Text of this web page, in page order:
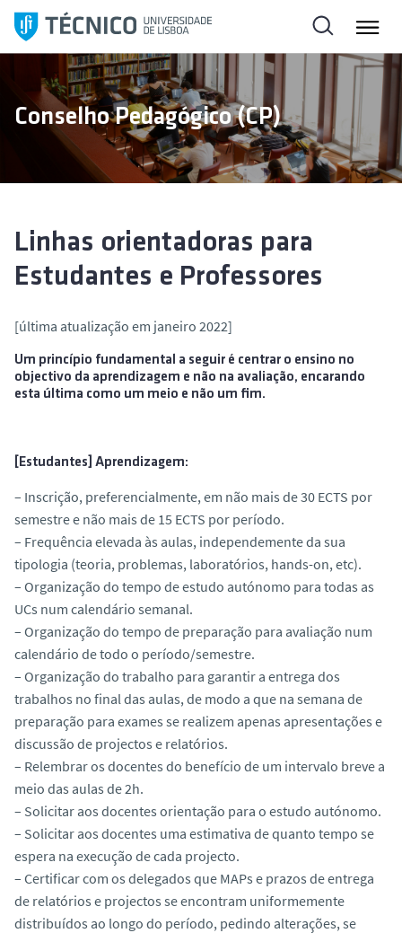
l
Conselho Pedagógico (CP)
Linhas orientadoras para
Estudantes e Professores
[última atualização em janeiro 2022]
Um princípio fundamental a seguir é centrar o ensino no
objectivo da aprendizagem e não na avaliação, encarando
esta última como um meio e não um fim.
[Estudantes] Aprendizagem:
– Inscrição, preferencialmente, em não mais de 30 ECTS por
semestre e não mais de 15 ECTS por período.
– Frequência elevada às aulas, independemente da sua
tipologia (teoria, problemas, laboratórios, hands-on, etc).
– Organização do tempo de estudo autónomo para todas as
UCs num calendário semanal.
– Organização do tempo de preparação para avaliação num
calendário de todo o período/semestre.
– Organização do trabalho para garantir a entrega dos
trabalhos no final das aulas, de modo a que na semana de
preparação para exames se realizem apenas apresentações e
discussão de projectos e relatórios.
– Relembrar os docentes do benefício de um intervalo breve a
meio das aulas de 2h.
– Solicitar aos docentes orientação para o estudo autónomo.
– Solicitar aos docentes uma estimativa de quanto tempo se
espera na execução de cada projecto.
– Certificar com os delegados que MAPs e prazos de entrega
de relatórios e projectos se encontram uniformemente
distribuídos ao longo do período, pedindo alterações, se